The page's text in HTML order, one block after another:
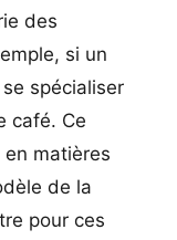
des
si un
spécialiser
café. Ce
matières
de la
pour ces